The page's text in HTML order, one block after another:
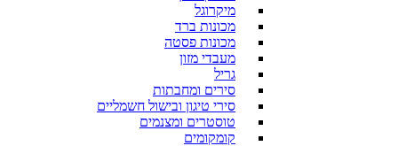
מיקרוגל
מכונות ברד
מכונות פסטה
מעבדי מזון
גריל
סירים ומחבתות
סירי טיגון ובישול חשמליים
טוסטרים ומצנמים
קומקומים